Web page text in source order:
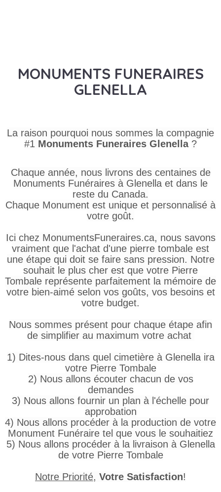
MONUMENTS FUNERAIRES
GLENELLA
La raison pourquoi nous sommes la compagnie
#1 Monuments Funeraires Glenella ?
Chaque année, nous livrons des centaines de
Monuments Funéraires à Glenella et dans le
reste du Canada.
Chaque Monument est unique et personnalisé à
votre goût.
Ici chez MonumentsFuneraires.ca, nous savons
vraiment que l'achat d'une pierre tombale est
une étape qui doit se faire sans pression. Notre
souhait le plus cher est que votre Pierre
Tombale représente parfaitement la mémoire de
votre bien-aimé selon vos goûts, vos besoins et
votre budget.
Nous sommes présent pour chaque étape afin
de simplifier au maximum votre achat
1) Dites-nous dans quel cimetière à Glenella ira
votre Pierre Tombale
2) Nous allons écouter chacun de vos
demandes
3) Nous allons fournir un plan à l'échelle pour
approbation
4) Nous allons procéder à la production de votre
Monument Funéraire tel que vous le souhaitiez
5) Nous allons procéder à la livraison à Glenella
de votre Pierre Tombale
Notre Priorité, Votre Satisfaction!